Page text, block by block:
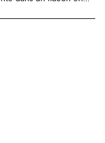
foncé.